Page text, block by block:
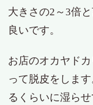
大きさの2～3倍
良いです。
お店のオカヤド
って脱皮をしま
るくらいに湿ら